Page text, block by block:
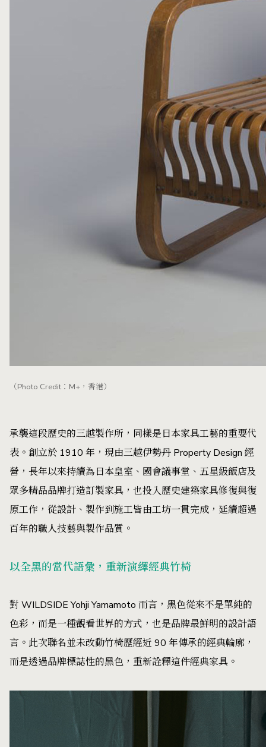
（Photo Credit：M+，香港）
承襲這段歷史的三越製作所，同樣是日本家具工藝的重要代
表。創立於 1910 年，現由三越伊勢丹 Property Design 經
營，長年以來持續為日本皇室、國會議事堂、五星級飯店及
眾多精品品牌打造訂製家具，也投入歷史建築家具修復與復
原工作，從設計、製作到施工皆由工坊一貫完成，延續超過
百年的職人技藝與製作品質。
以全黑的當代語彙，重新演繹經典竹椅
對 WILDSIDE Yohji Yamamoto 而言，黑色從來不是單純的
色彩，而是一種觀看世界的方式，也是品牌最鮮明的設計語
言。此次聯名並未改動竹椅歷經近 90 年傳承的經典輪廓，
而是透過品牌標誌性的黑色，重新詮釋這件經典家具。